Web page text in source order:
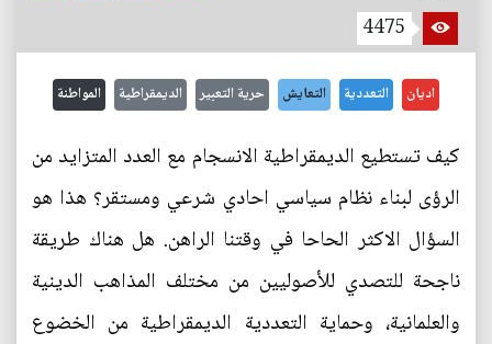
4475
اديان التعددية التعايش حرية التعبير الديمقراطية المواطنة
كيف تستطيع الديمقراطية الانسجام مع العدد المتزايد من
الرؤى لبناء نظام سياسي احادي شرعي ومستقر؟ هذا هو
السؤال الاكثر الحاحا في وقتنا الراهن. هل هناك طريقة
ناجحة للتصدي للأصوليين من مختلف المذاهب الدينية
والعلمانية، وحماية التعددية الديمقراطية من الخضوع